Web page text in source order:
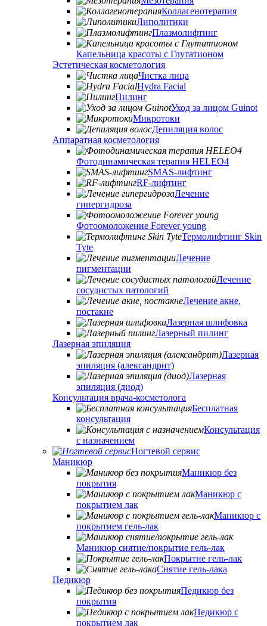
Коллагенотерапия
Липолитики
Плазмолифтинг
Капельница красоты с Глутатионом
Эстетическая косметология
Чистка лица
Hydra Facial
Пилинг
Уход за лицом Guinot
Микротоки
Депиляция волос
Аппаратная косметология
Фотодинамическая терапия HELEO4
SMAS-лифтинг
RF-лифтинг
Лечение
гипергидроза
Фотоомоложение Forever young
Термолифтинг Skin
Tyte
Лечение
пигментации
Лечение
сосудистых патологий
Лечение акне,
постакне
Лазерная шлифовка
Лазерный пилинг
Лазерная эпиляция
Лазерная
эпиляция (александрит)
Лазерная
эпиляция (диод)
Консультация врача-косметолога
Бесплатная
консультация
Консультация
с назначением
Ногтевой сервис
Маникюр
Маникюр без
покрытия
Маникюр с
покрытием лак
Маникюр с
покрытием гель-лак
Маникюр снятие/покрытие гель-лак
Покрытие гель-лак
Снятие гель-лака
Педикюр
Педикюр без
покрытия
Педикюр с
покрытием лак